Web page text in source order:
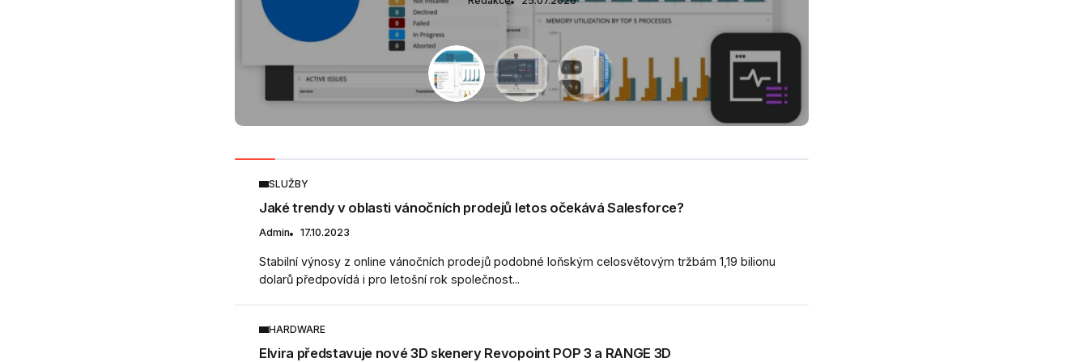
SLUŽBY
Jaké trendy v oblasti vánočních prodejů letos očekává Salesforce?
Admin 17.10.2023
Stabilní výnosy z online vánočních prodejů podobné loňským celosvětovým tržbám 1,19 bilionu
dolarů předpovídá i pro letošní rok společnost...
HARDWARE
Elvira představuje nové 3D skenery Revopoint POP 3 a RANGE 3D